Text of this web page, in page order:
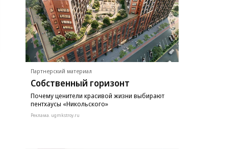
Фото:
Владислав
Лоншаков,
Коммерсантъ
Партнерский материал
Собственный горизонт
Почему ценители красивой жизни выбирают
пентхаусы «Никольского»
Реклама. ugmkstroy.ru